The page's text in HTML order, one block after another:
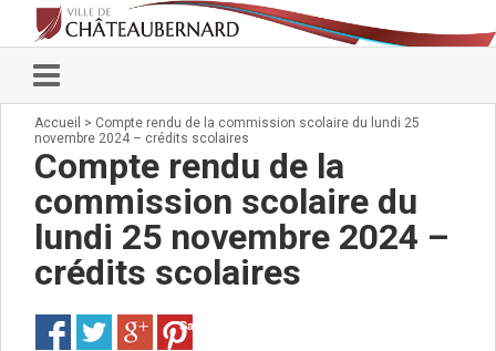
Vie municipale
Conseillers municipaux
Commissions 2026
Prendre rendez-vous
Arrêtés du Maire
Services municipaux
Organigramme
Pour venir nous voir
Accueil > Compte rendu de la commission scolaire du lundi 25
novembre 2024 – crédits scolaires
Compte rendu de la
commission scolaire du
lundi 25 novembre 2024 –
crédits scolaires
Save